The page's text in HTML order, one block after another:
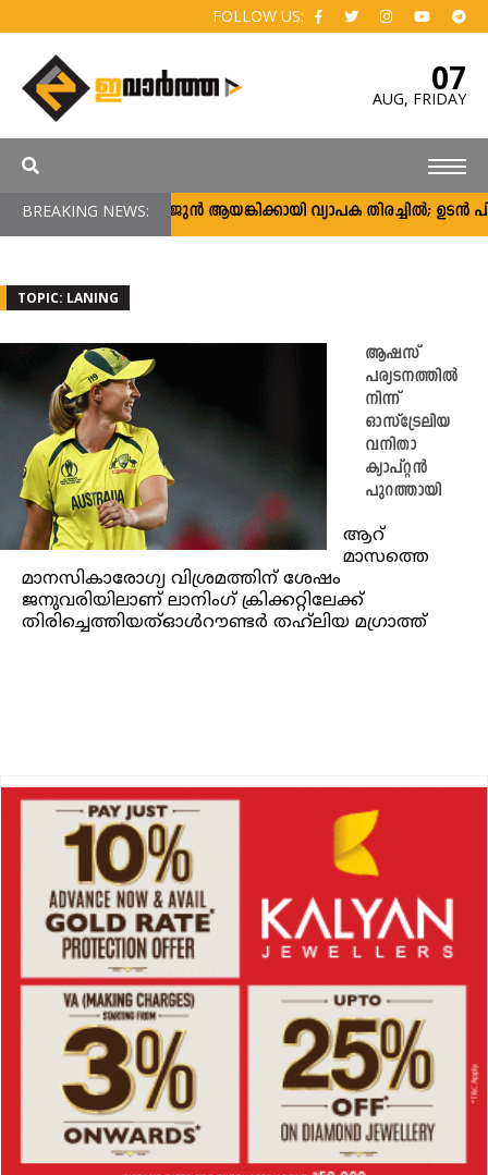
FOLLOW US:
07
AUG, FRIDAY
BREAKING NEWS:അർജുൻ ആയങ്കിക്കായി വ്യാപക തിരച്ചിൽ; ഉടൻ
TOPIC: LANING
ആഷസ്
പര്യടനത്തിൽ
നിന്ന്
ഓസ്‌ട്രേലിയ
വനിതാ
ക്യാപ്റ്റൻ
പുറത്തായി
ആറ്
മാസത്തെ
മാനസികാരോഗ്യ വിശ്രമത്തിന് ശേഷം
ജനുവരിയിലാണ് ലാനിംഗ് ക്രിക്കറ്റിലേക്ക്
തിരിച്ചെത്തിയത്ഓൾറൗണ്ടർ തഹ്‌ലിയ മഗ്രാത്ത്